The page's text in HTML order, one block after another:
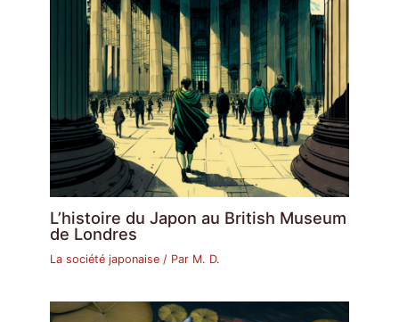
L’histoire du Japon au British Museum
de Londres
La société japonaise / Par M. D.